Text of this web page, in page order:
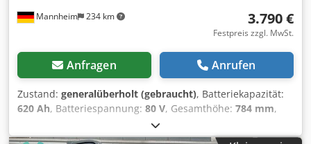
Mannheim 234 km 3.790 €
Festpreis zzgl. MwSt.
Anfragen Anrufen
Zustand: generalüberholt (gebraucht), Batteriekapazität:
620 Ah, Batteriespannung: 80 V, Gesamthöhe: 784 mm,
, Gesamtbreite:
Getestete Staplerbatterie für Ihren Stapler - 80V 4PZS